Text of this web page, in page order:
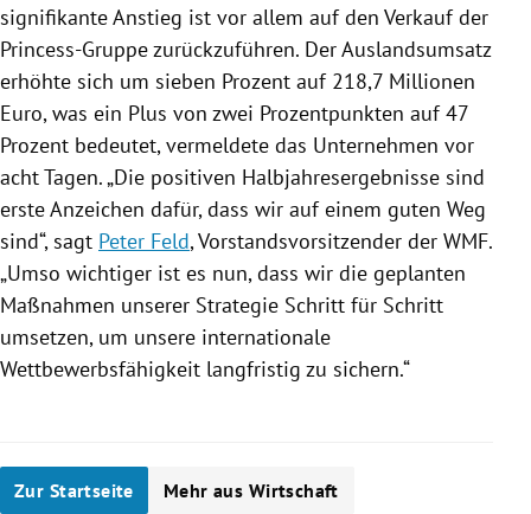
signifikante Anstieg ist vor allem auf den Verkauf der
Princess-Gruppe zurückzuführen. Der Auslandsumsatz
erhöhte sich um sieben Prozent auf 218,7 Millionen
Euro, was ein Plus von zwei Prozentpunkten auf 47
Prozent bedeutet, vermeldete das Unternehmen vor
acht Tagen. „Die positiven Halbjahresergebnisse sind
erste Anzeichen dafür, dass wir auf einem guten Weg
sind“, sagt Peter Feld, Vorstandsvorsitzender der WMF.
„Umso wichtiger ist es nun, dass wir die geplanten
Maßnahmen unserer Strategie Schritt für Schritt
umsetzen, um unsere internationale
Wettbewerbsfähigkeit langfristig zu sichern.“
Zur Startseite Mehr aus Wirtschaft